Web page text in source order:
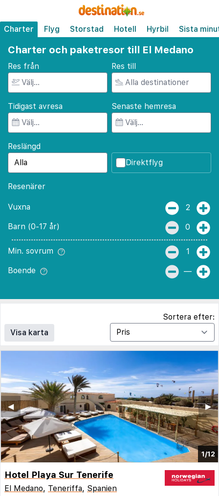
Charter Flyg Storstad Hotell Hyrbil Sista
Charter och paketresor till El Medano
Res från Res till
Tidigast avresa Senaste hemresa
Reslängd
Direktflyg
Resenärer
Vuxna 2
Barn (0-17 år) 0
Min. sovrum 1
Boende —
Visa karta
Sortera efter:
1/12
▶︎
◀︎
Hotel Playa Sur Tenerife
El Medano, Teneriffa, Spanien